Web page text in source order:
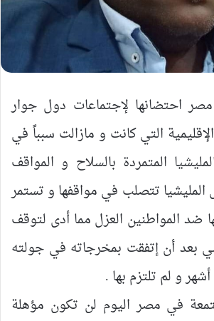
احتضانها لإجتماعات دول جوار
التي كانت و مازالت سبباً في
المتمردة بالسلاح و المواقف
المليشيا تتصلب في مواقفها و تستمر
ضد المواطنين العزل مما أدى لتوقف
بعد أن إتفقت بمخرجاته في جولته
و لم تلتزم بها .
في مصر اليوم لن تكون مؤهلة